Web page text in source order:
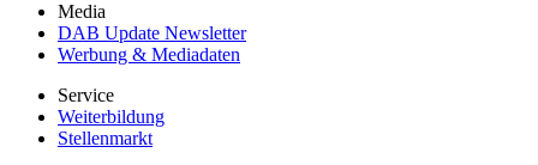
Media
DAB Update Newsletter
Werbung & Mediadaten
Service
Weiterbildung
Stellenmarkt